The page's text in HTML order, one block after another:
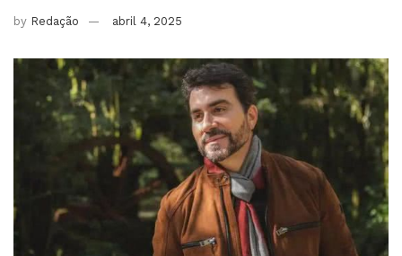
by Redação abril 4, 2025